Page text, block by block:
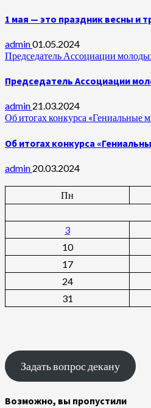
1 мая — это праздник весны и
admin01.05.2024
Председатель Ассоциации
Председатель Ассоциации
admin 21.03.2024
Об итогах конкурса «Гениальные
Об итогах конкурса
admin 20.03.2024
Пн
3
10
17
24
31
Задать вопрос декану
Возможно, вы пропустили